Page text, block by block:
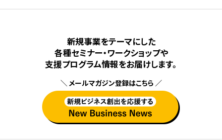
新規事業をテーマにした
各種セミナー・ワークショップや
⽀援プログラム情報をお届けします。
＼ メールマガジン登録はこちら ／